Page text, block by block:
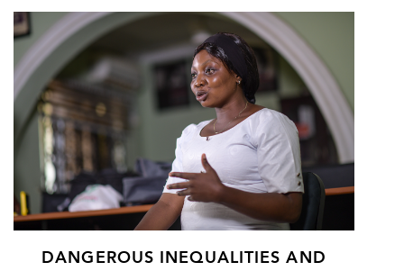
DANGEROUS INEQUALITIES AND